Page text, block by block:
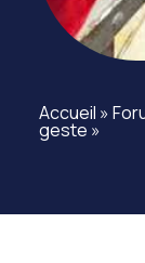
Accueil »
geste »